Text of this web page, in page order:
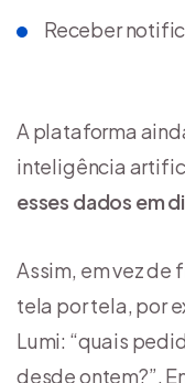
Receber
A plataforma
inteligência
esses dados em
Assim, em vez
tela por tela, por
Lumi: “quais
desde ontem?”.